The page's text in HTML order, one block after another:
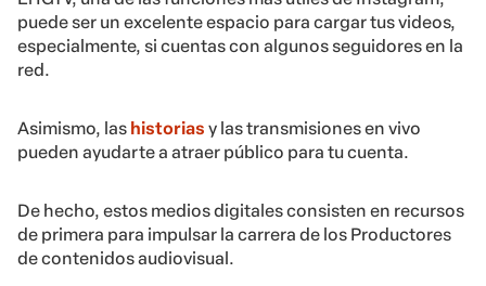
puede ser un excelente espacio para cargar tus videos,
especialmente, si cuentas con algunos seguidores en la
red.
Asimismo, las historias y las transmisiones en vivo
pueden ayudarte a atraer público para tu cuenta.
De hecho, estos medios digitales consisten en recursos
de primera para impulsar la carrera de los Productores
de contenidos audiovisual.